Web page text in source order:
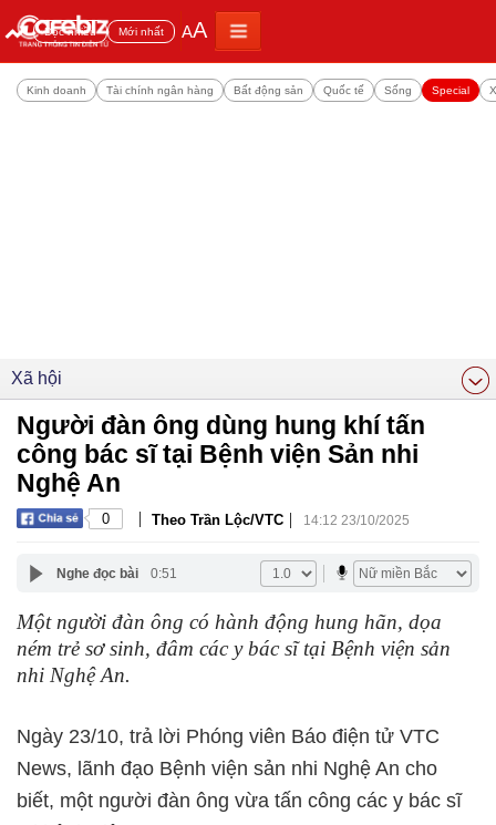
Đọc nhiều Mới nhất AA
Kinh doanh Tài chính ngân hàng Bất động sản Quốc tế Sống Special
Xã hội
Người đàn ông dùng hung khí tấn
công bác sĩ tại Bệnh viện Sản nhi
Nghệ An
0 | Theo Trần Lộc/VTC | 14:12 23/10/2025
Nghe đọc bài 0:51
Một người đàn ông có hành động hung hãn, dọa
ném trẻ sơ sinh, đâm các y bác sĩ tại Bệnh viện sản
nhi Nghệ An.
Ngày 23/10, trả lời Phóng viên Báo điện tử VTC
News, lãnh đạo Bệnh viện sản nhi Nghệ An cho
biết, một người đàn ông vừa tấn công các y bác sĩ